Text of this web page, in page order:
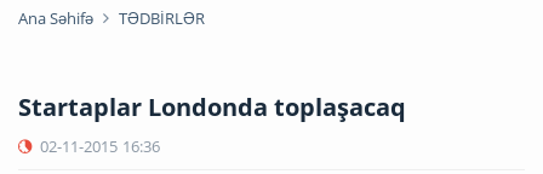
Ana Səhifə TƏDBİRLƏR
Startaplar Londonda toplaşacaq
02-11-2015 16:36